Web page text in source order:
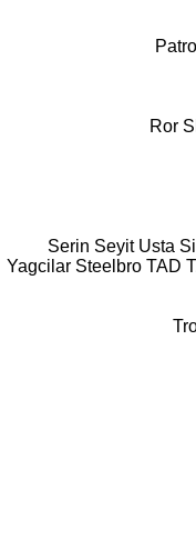
Ror
Serin Seyit Usta
Yagcilar Steelbro TAD